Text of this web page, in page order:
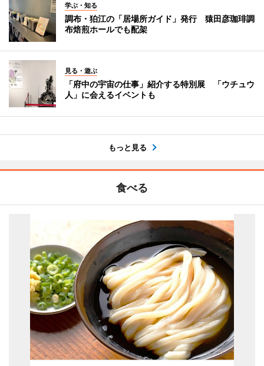
学ぶ・知る
調布・狛江の「居場所ガイド」発行 猿田彦珈琲調
布焙煎ホールでも配架
見る・遊ぶ
「府中の宇宙の仕事」紹介する特別展 「ウチュウ
人」に会えるイベントも
もっと見る
食べる